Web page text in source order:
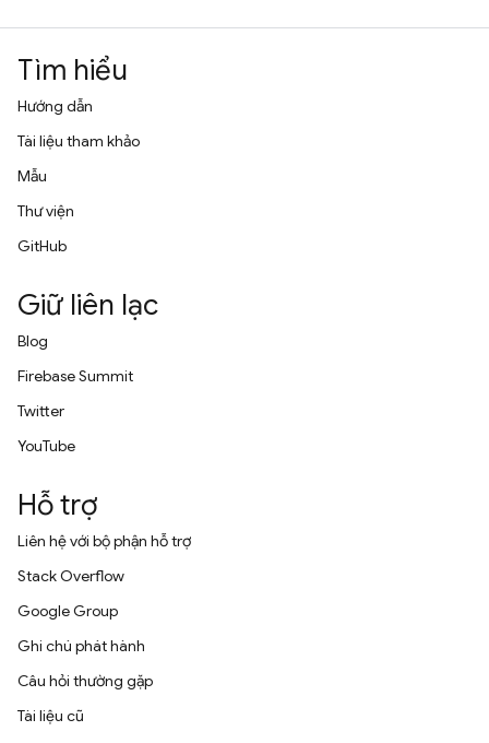
Tìm hiểu
Hướng dẫn
Tài liệu tham khảo
Mẫu
Thư viện
GitHub
Giữ liên lạc
Blog
Firebase Summit
Twitter
YouTube
Hỗ trợ
Liên hệ với bộ phận hỗ trợ
Stack Overflow
Google Group
Ghi chú phát hành
Câu hỏi thường gặp
Tài liệu cũ